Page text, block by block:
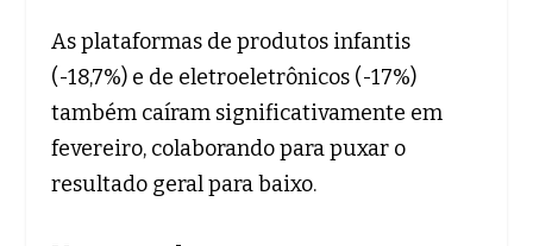
As plataformas de produtos infantis
(-18,7%) e de eletroeletrônicos (-17%)
também caíram significativamente em
fevereiro, colaborando para puxar o
resultado geral para baixo.